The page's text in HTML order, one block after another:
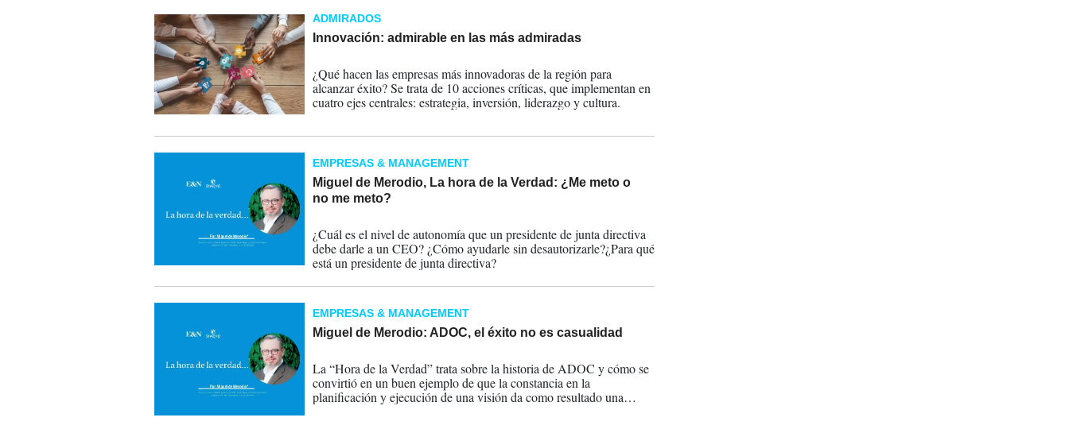
ADMIRADOS
Innovación: admirable en las más admiradas
¿Qué hacen las empresas más innovadoras de la región para
alcanzar éxito? Se trata de 10 acciones críticas, que implementan en
cuatro ejes centrales: estrategia, inversión, liderazgo y cultura.
EMPRESAS & MANAGEMENT
Miguel de Merodio, La hora de la Verdad: ¿Me meto o
no me meto?
¿Cuál es el nivel de autonomía que un presidente de junta directiva
debe darle a un CEO? ¿Cómo ayudarle sin desautorizarle?¿Para qué
está un presidente de junta directiva?
EMPRESAS & MANAGEMENT
Miguel de Merodio: ADOC, el éxito no es casualidad
La “Hora de la Verdad” trata sobre la historia de ADOC y cómo se
convirtió en un buen ejemplo de que la constancia en la
planificación y ejecución de una visión da como resultado una